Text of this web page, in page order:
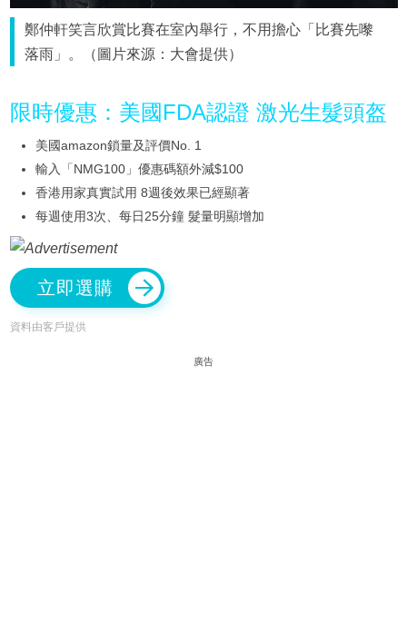
鄭仲軒笑言欣賞比賽在室內舉行，不用擔心「比賽先嚟
落雨」。（圖片來源：大會提供）
限時優惠：美國FDA認證 激光生髮頭盔
美國amazon鎖量及評價No. 1
輸入「NMG100」優惠碼額外減$100
香港用家真實試用 8週後效果已經顯著
每週使用3次、每日25分鐘 髮量明顯增加
立即選購
資料由客戶提供
廣告